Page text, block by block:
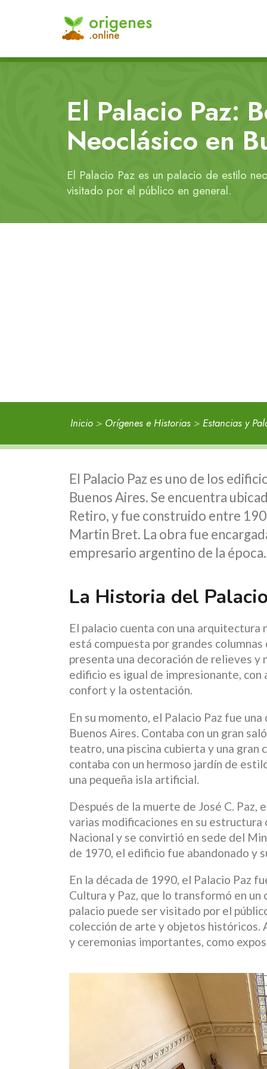
El Palacio Paz:
Neoclásico en
El Palacio Paz es un palacio de estilo
visitado por el público en general.
Inicio > Orígenes e Historias > Estancias y
El Palacio Paz es uno de los
Buenos Aires. Se encuentra
Retiro, y fue construido entre
Martin Bret. La obra fue
empresario argentino de la época.
La Historia del
El palacio cuenta con una arquitectura
está compuesta por grandes
presenta una decoración de relieves
edificio es igual de impresionante, con
confort y la ostentación.
En su momento, el Palacio Paz fue
Buenos Aires. Contaba con un gran
teatro, una piscina cubierta y una
contaba con un hermoso jardín de
una pequeña isla artificial.
Después de la muerte de José C. Paz,
varias modificaciones en su
Nacional y se convirtió en sede del
de 1970, el edificio fue abandonado y
En la década de 1990, el Palacio Paz
Cultura y Paz, que lo transformó en
palacio puede ser visitado por el
colección de arte y objetos históricos.
y ceremonias importantes, como